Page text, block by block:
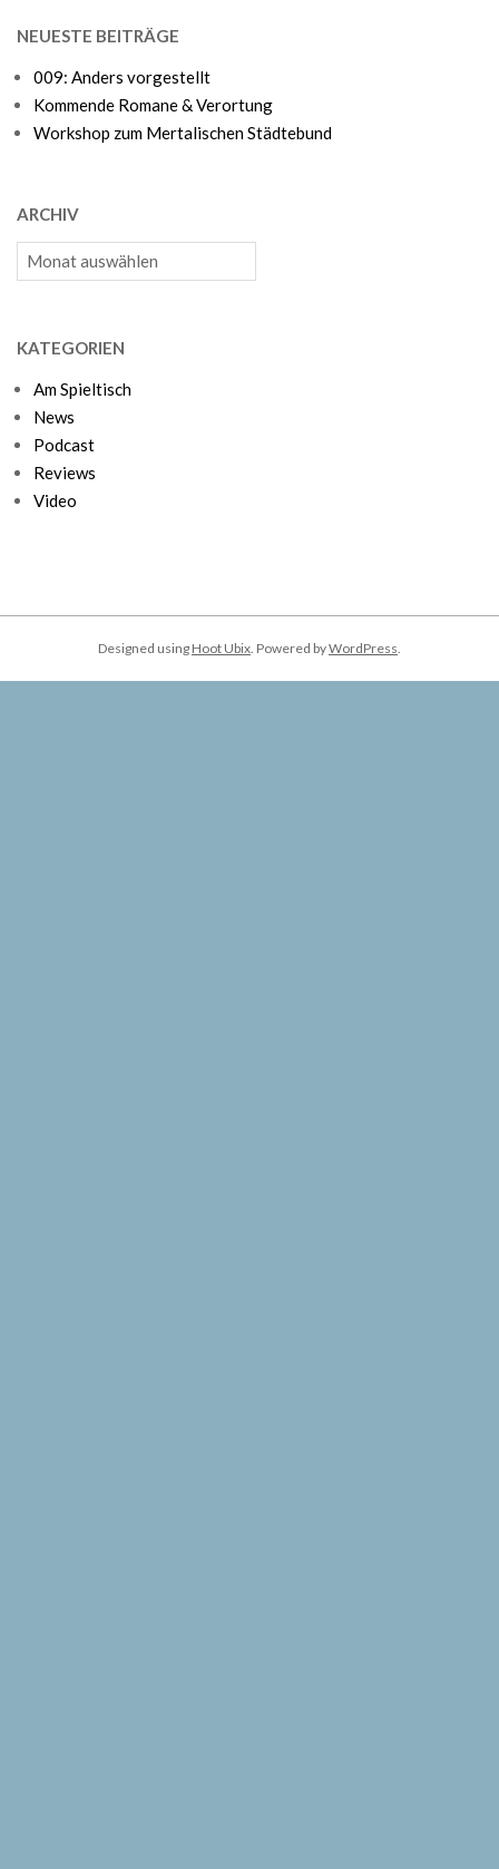
NEUESTE BEITRÄGE
009: Anders vorgestellt
Kommende Romane & Verortung
Workshop zum Mertalischen Städtebund
ARCHIV
Archiv
KATEGORIEN
Am Spieltisch
News
Podcast
Reviews
Video
Designed using Hoot Ubix. Powered byWordPress.